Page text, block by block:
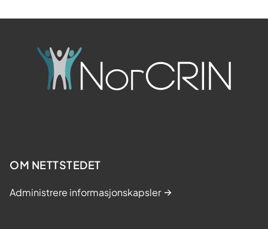
OM NETTSTEDET
Administrere informasjonskapsler